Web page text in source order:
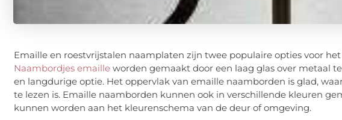
Emaille en roestvrijstalen naamplaten zijn twee populaire opties voor
Naambordjes emaille worden gemaakt door een laag glas over metaal
en langdurige optie. Het oppervlak van emaille naamborden is glad,
te lezen is. Emaille naamborden kunnen ook in verschillende kleuren
kunnen worden aan het kleurenschema van de deur of omgeving.